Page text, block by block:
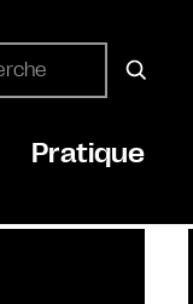
Pratique